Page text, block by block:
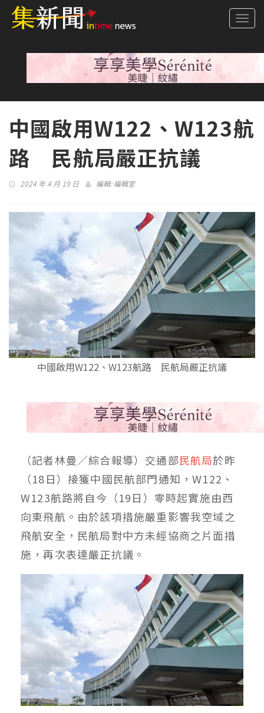
中國啟用W122、W123航
路 民航局嚴正抗議
2024 年 4 月 19 日 編輯:編輯室
中國啟用W122、W123航路 民航局嚴正抗議
（記者林曼／綜合報導）交通部民航局於昨
（18日）接獲中國民航部門通知，W122、
W123航路將自今（19日）零時起實施由西
向東飛航。由於該項措施嚴重影響我空域之
飛航安全，民航局對中方未經協商之片面措
施，再次表達嚴正抗議。